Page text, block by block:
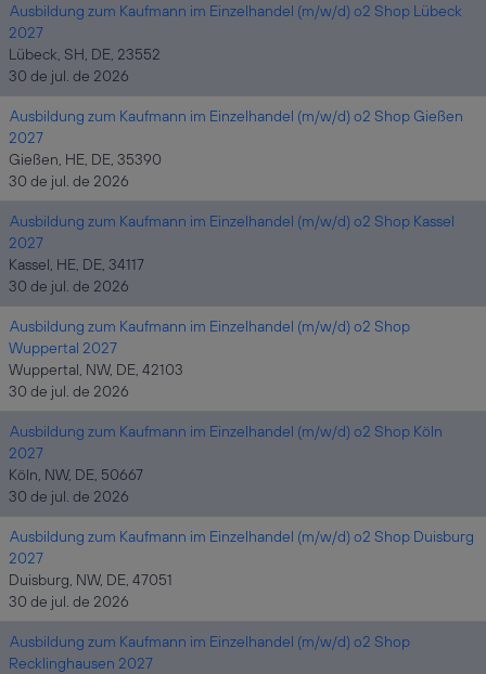
Ausbildung zum Kaufmann im Einzelhandel (m/w/d) o2 Shop Lübeck
2027
Lübeck, SH, DE, 23552
30 de jul. de 2026
Ausbildung zum Kaufmann im Einzelhandel (m/w/d) o2 Shop Gießen
2027
Gießen, HE, DE, 35390
30 de jul. de 2026
Ausbildung zum Kaufmann im Einzelhandel (m/w/d) o2 Shop Kassel
2027
Kassel, HE, DE, 34117
30 de jul. de 2026
Ausbildung zum Kaufmann im Einzelhandel (m/w/d) o2 Shop
Wuppertal 2027
Wuppertal, NW, DE, 42103
30 de jul. de 2026
Ausbildung zum Kaufmann im Einzelhandel (m/w/d) o2 Shop Köln
2027
Köln, NW, DE, 50667
30 de jul. de 2026
Ausbildung zum Kaufmann im Einzelhandel (m/w/d) o2 Shop Duisburg
2027
Duisburg, NW, DE, 47051
30 de jul. de 2026
Ausbildung zum Kaufmann im Einzelhandel (m/w/d) o2 Shop
Recklinghausen 2027